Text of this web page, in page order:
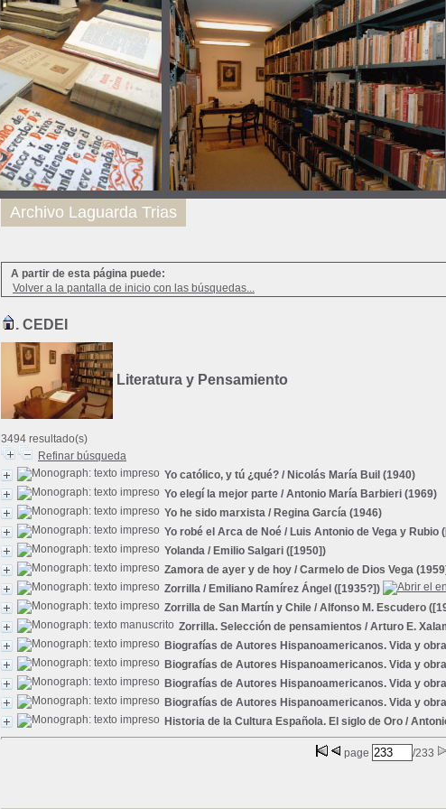
A partir de esta página puede:
Volver a la pantalla de inicio con las búsquedas...
. CEDEI
Literatura y Pensamiento
3494 resultado(s)
Refinar búsqueda
Yo católico, y tú ¿qué? / Nicolás María Buil (1940)
Yo elegí la mejor parte / Antonio María Barbieri (1969)
Yo he sido marxista / Regina García (1946)
Yo robé el Arca de Noé / Luis Antonio de Vega y Rubio
Yolanda / Emilio Salgari ([1950])
Zamora de ayer y de hoy / Carmelo de Dios Vega
Zorrilla / Emiliano Ramírez Ángel ([1935?])
Zorrilla de San Martín y Chile / Alfonso M. Escudero
Zorrilla. Selección de pensamientos / Arturo E.
Biografías de Autores Hispanoamericanos. Vida y
Biografías de Autores Hispanoamericanos. Vida y
Biografías de Autores Hispanoamericanos. Vida y
Biografías de Autores Hispanoamericanos. Vida y
Historia de la Cultura Española. El siglo de Oro /
page /233
Archivo Laguarda Trias